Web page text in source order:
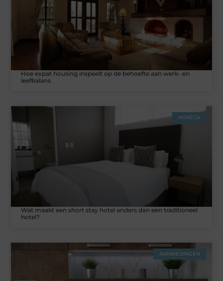
Hoe expat housing inspeelt op de behoefte aan werk- en
leefbalans
HORECA
Wat maakt een short stay hotel anders dan een traditioneel
hotel?
AANBIEDINGEN